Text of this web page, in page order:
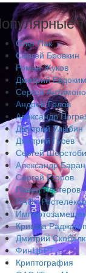
Олег Пак
Сергей Бровкин
Роман Жуков
Дмитрий
Сергей
Андрей Голов
Александр
Дмитрий Улыбин
Дмитрий Гусев
Сергей
Александр
Сергей Егоров
Павел Нестеров
ПАО
Кришна
Дмитрий
ФинЦЕРТ
Криптография